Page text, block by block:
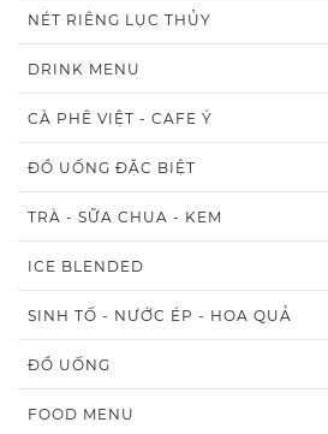
NÉT RIÊNG LỤC THỦY
DRINK MENU
CÀ PHÊ VIỆT - CAFE Ý
ĐỒ UỐNG ĐẶC BIỆT
TRÀ - SỮA CHUA - KEM
ICE BLENDED
SINH TỐ - NƯỚC ÉP - HOA QUẢ
ĐỒ UỐNG
FOOD MENU